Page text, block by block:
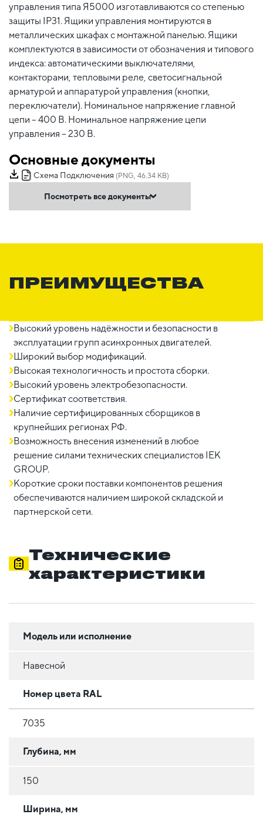
управления типа Я5000 изготавливаются со степенью
защиты IP31. Ящики управления монтируются в
металлических шкафах с монтажной панелью. Ящики
комплектуются в зависимости от обозначения и типового
индекса: автоматическими выключателями,
контакторами, тепловыми реле, светосигнальной
арматурой и аппаратурой управления (кнопки,
переключатели). Номинальное напряжение главной
цепи – 400 В. Номинальное напряжение цепи
управления – 230 В.
Основные документы
Схема Подключения (PNG, 46.34 KB)
Посмотреть все документы
ПРЕИМУЩЕСТВА
Высокий уровень надёжности и безопасности в
эксплуатации групп асинхронных двигателей.
Широкий выбор модификаций.
Высокая технологичность и простота сборки.
Высокий уровень электробезопасности.
Сертификат соответствия.
Наличие сертифицированных сборщиков в
крупнейших регионах РФ.
Возможность внесения изменений в любое
решение силами технических специалистов IEK
GROUP.
Короткие сроки поставки компонентов решения
обеспечиваются наличием широкой складской и
партнерской сети.
Технические
характеристики
Модель или исполнение
Навесной
Номер цвета RAL
7035
Глубина, мм
150
Ширина, мм